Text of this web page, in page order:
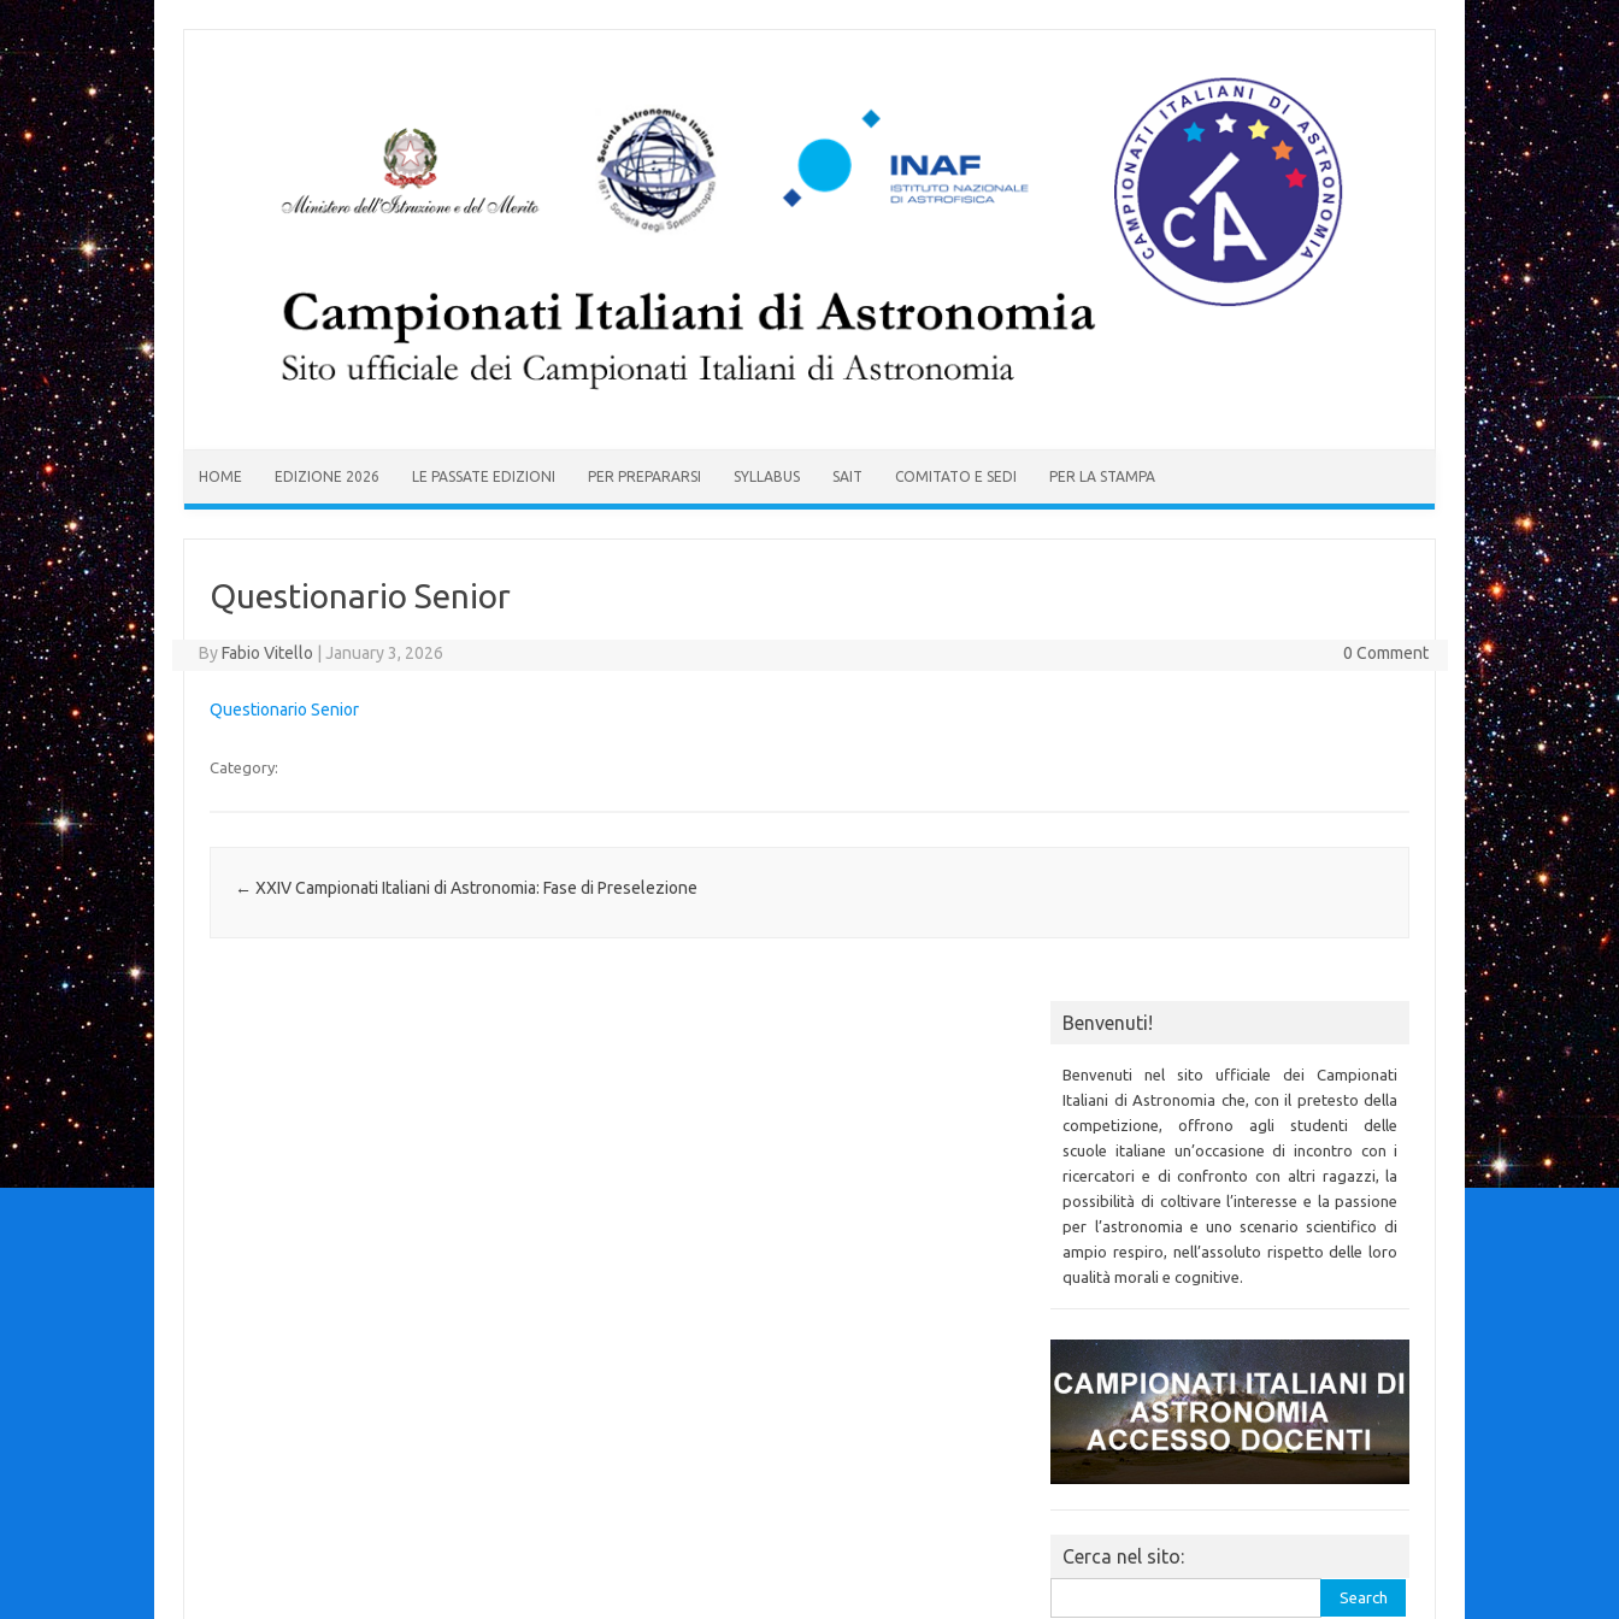
HOME EDIZIONE 2026 LE PASSATE EDIZIONI PER PREPARARSI SYLLABUS SAIT COMITATO E SEDI PER LA STAMPA
Questionario Senior
ByFabio Vitello | January 3, 2026 0 Comment
Questionario Senior
Category:
Post navigation
← XXIV Campionati Italiani di Astronomia: Fase di Preselezione
Benvenuti!
Benvenuti nel sito ufficiale dei Campionati
Italiani di Astronomia che, con il pretesto della
competizione, offrono agli studenti delle
scuole italiane un’occasione di incontro con i
ricercatori e di confronto con altri ragazzi, la
possibilità di coltivare l’interesse e la passione
per l’astronomia e uno scenario scientifico di
ampio respiro, nell’assoluto rispetto delle loro
qualità morali e cognitive.
Cerca nel sito: